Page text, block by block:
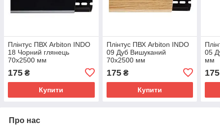
Плінтус ПВХ Arbiton INDO
18 Чорний глянець
70x2500 мм
175 ₴
Купити
Плінтус ПВХ Arbiton INDO
09 Дуб Вишуканий
70x2500 мм
175₴
Купити
05
мм
175
Про нас